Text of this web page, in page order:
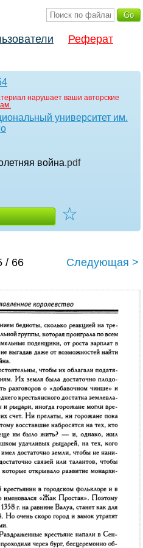
Реферат
нарушает ваши авторские
университет им.
война.pdf
☆
/ 66 Следующая >